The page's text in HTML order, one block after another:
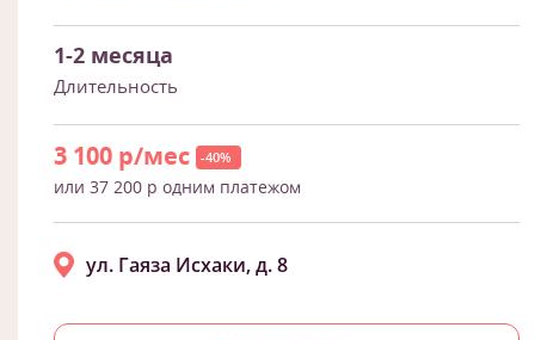
1-2 месяца
Длительность
3 100 р/мес -40%
или 37 200 р одним платежом
ул. Гаяза Исхаки, д. 8